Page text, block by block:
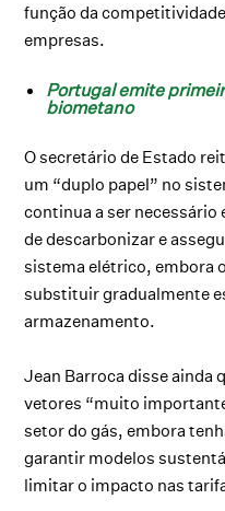
função da
empresas.
Portugal emite
biometano
O secretário de Estado
um “duplo papel” no
continua a ser
de descarbonizar e
sistema elétrico, embora
substituir gradualmente
armazenamento.
Jean Barroca disse ainda
vetores “muito
setor do gás, embora
garantir modelos
limitar o impacto nas